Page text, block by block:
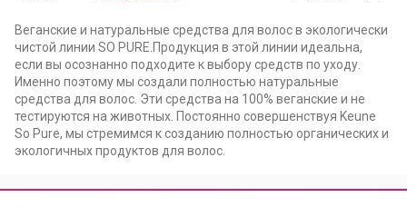
Веганские и натуральные средства для волос в экологически
чистой линии SO PURE.Продукция в этой линии идеальна,
если вы осознанно подходите к выбору средств по уходу.
Именно поэтому мы создали полностью натуральные
средства для волос. Эти средства на 100% веганские и не
тестируются на животных. Постоянно совершенствуя Keune
So Pure, мы стремимся к созданию полностью органических и
экологичных продуктов для волос.